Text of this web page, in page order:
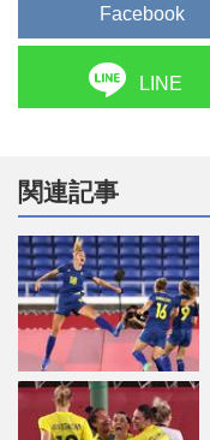
Facebook
LINE
関連記事